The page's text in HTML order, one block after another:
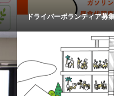
ドライバーボランティア募